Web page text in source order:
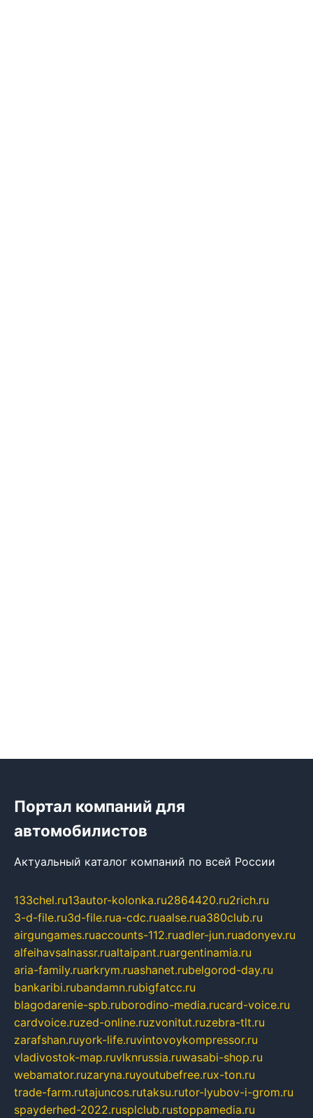
Портал компаний для
автомобилистов
Актуальный каталог компаний по всей России
133chel.ru13autor-kolonka.ru2864420.ru2rich.ru
3-d-file.ru3d-file.rua-cdc.ruaalse.rua380club.ru
airgungames.ruaccounts-112.ruadler-jun.ruadonyev.ru
alfeihavsalnassr.rualtaipant.ruargentinamia.ru
aria-family.ruarkrym.ruashanet.rubelgorod-day.ru
bankaribi.rubandamn.rubigfatcc.ru
blagodarenie-spb.ruborodino-media.rucard-voice.ru
cardvoice.ruzed-online.ruzvonitut.ruzebra-tlt.ru
zarafshan.ruyork-life.ruvintovoykompressor.ru
vladivostok-map.ruvlknrussia.ruwasabi-shop.ru
webamator.ruzaryna.ruyoutubefree.rux-ton.ru
trade-farm.rutajuncos.rutaksu.rutor-lyubov-i-grom.ru
spayderhed-2022.rusplclub.rustoppamedia.ru